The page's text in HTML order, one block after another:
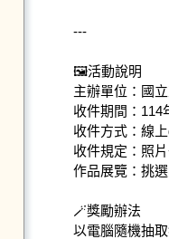
---
🖼️活動說明
主辦單位：國
收件期間：114
收件方式：線
收件規定：照
作品展覽：挑
🪄獎勵辦法
以電腦隨機抽